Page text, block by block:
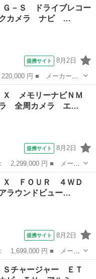
アシスト 追従クルコン
Ｇ－Ｓ ドライブレコー
カメラ ナビ …
提携サイト 8月2日
ド名： Ｘ ＤＩＧ－
カメラ ナビ ＴＶ アル
Ｘ メモリーナビＮＭ
ラ 全周カメラ エ…
提携サイト 8月2日
ード名： １．２ Ｘ
周カメラ エマージェン
Ｘ ＦＯＵＲ ４ＷＤ
ラウンドビュー…
提携サイト 8月2日
ード名： １．２ Ｘ
ウンドビューモニター
チャージャー ＥＴ